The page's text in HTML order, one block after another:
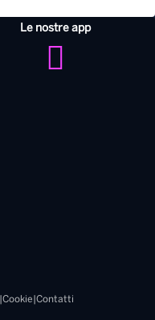
Le nostre app
Cookie Contatti